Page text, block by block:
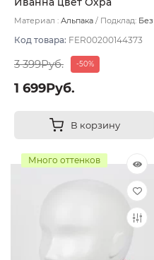
Материал : Альпака Подклад: Без
Код товара: FER00200144373
3 399Руб. -50%
1 699Руб.
В корзину
Много оттенков